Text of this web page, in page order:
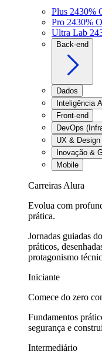
Plus 2430%
Pro 2430%
Ultra Lab 24
Back-end
Dados
Inteligência
Front-end
DevOps
UX & Design
Inovação &
Mobile
Carreiras Alura
Evolua com
prática.
Jornadas guiadas
práticos,
protagonismo
Iniciante
Comece do zero
Fundamentos
segurança e
Intermediário